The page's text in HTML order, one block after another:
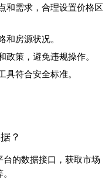
和需求，合理设置价格区
和房源状况。
政策，避免违规操作。
具符合安全标准。
？
的数据接口，获取市场